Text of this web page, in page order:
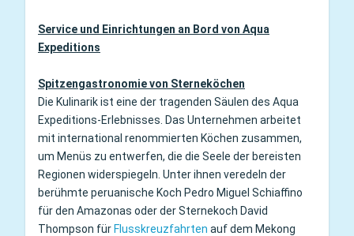
Service und Einrichtungen an Bord von Aqua
Expeditions
Spitzengastronomie von Sterneköchen
Die Kulinarik ist eine der tragenden Säulen des Aqua
Expeditions-Erlebnisses. Das Unternehmen arbeitet
mit international renommierten Köchen zusammen,
um Menüs zu entwerfen, die die Seele der bereisten
Regionen widerspiegeln. Unter ihnen veredeln der
berühmte peruanische Koch Pedro Miguel Schiaffino
für den Amazonas oder der Sternekoch David
Thompson für Flusskreuzfahrten auf dem Mekong